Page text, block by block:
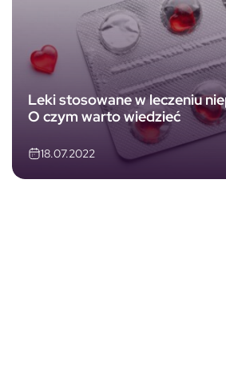
Leki stosowane w leczeniu
O czym warto wiedzieć
18.07.2022